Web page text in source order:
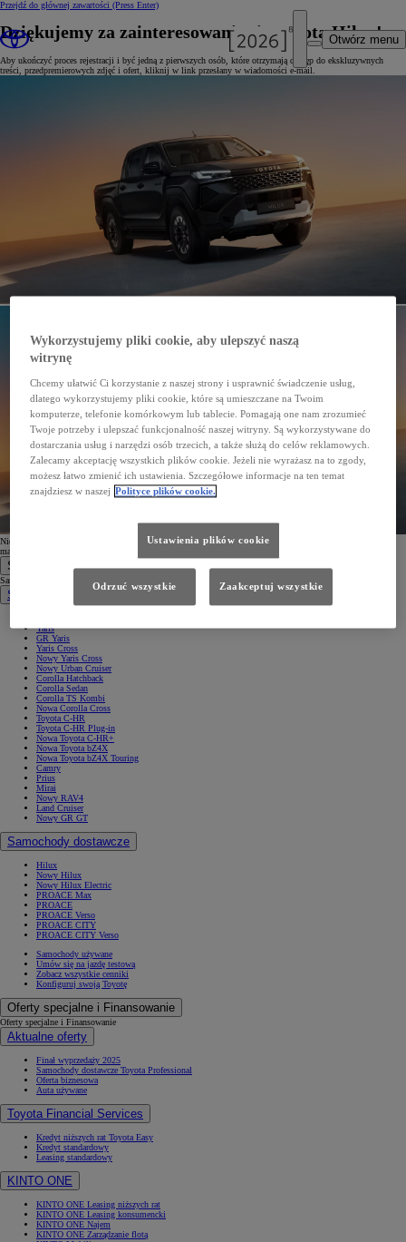
Przejdź do głównej zawartości (Press Enter)
Otwórz menu
Dziękujemy za zainteresowanie się Toyotą Hilux!
Aby ukończyć proces rejestracji i być jedną z pierwszych osób, które otrzymają dostęp do ekskluzywnych
treści, przedpremierowych zdjęć i ofert, kliknij w link przesłany w wiadomości e-mail.
Nie możesz odnaleźć wiadomości? Sprawdź folder spam lubponów rejestrację
mail.
Samochody
Samochody
Samochody osobowe
Yaris
GR Yaris
Yaris Cross
Nowy Yaris Cross
Nowy Urban Cruiser
Corolla Hatchback
Corolla Sedan
Corolla TS Kombi
Nowa Corolla Cross
Toyota C-HR
Toyota C-HR Plug-in
Nowa Toyota C-HR+
Nowa Toyota bZ4X
Nowa Toyota bZ4X Touring
Camry
Prius
Mirai
Nowy RAV4
Land Cruiser
Nowy GR GT
Samochody dostawcze
Hilux
Nowy Hilux
Nowy Hilux Electric
PROACE Max
PROACE
PROACE Verso
PROACE CITY
PROACE CITY Verso
Samochody używane
Umów się na jazdę testową
Zobacz wszystkie cenniki
Konfiguruj swoją Toyotę
Oferty specjalne i Finansowanie
Oferty specjalne i Finansowanie
Aktualne oferty
Finał wyprzedaży 2025
Samochody dostawcze Toyota Professional
Oferta biznesowa
Auta używane
Toyota Financial Services
Kredyt niższych rat Toyota Easy
Kredyt standardowy
Leasing standardowy
KINTO ONE
KINTO ONE Leasing niższych rat
KINTO ONE Leasing konsumencki
KINTO ONE Najem
KINTO ONE Zarządzanie flotą
Wykorzystujemy pliki cookie, aby ulepszyć naszą
witrynę
Chcemy ułatwić Ci korzystanie z naszej strony i usprawnić świadczenie usług,
dlatego wykorzystujemy pliki cookie, które są umieszczane na Twoim
komputerze, telefonie komórkowym lub tablecie. Pomagają one nam zrozumieć
Twoje potrzeby i ulepszać funkcjonalność naszej witryny. Są wykorzystywane do
dostarczania usług i narzędzi osób trzecich, a także służą do celów reklamowych.
Zalecamy akceptację wszystkich plików cookie. Jeżeli nie wyrażasz na to zgody,
możesz łatwo zmienić ich ustawienia. Szczegółowe informacje na ten temat
znajdziesz w naszej Polityce plików cookie.
Ustawienia plików cookie
Odrzuć wszystkie Zaakceptuj wszystkie